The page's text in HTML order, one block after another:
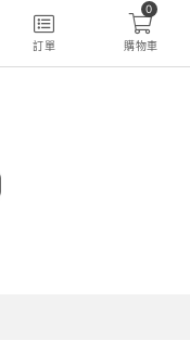
訂單
0
購物車